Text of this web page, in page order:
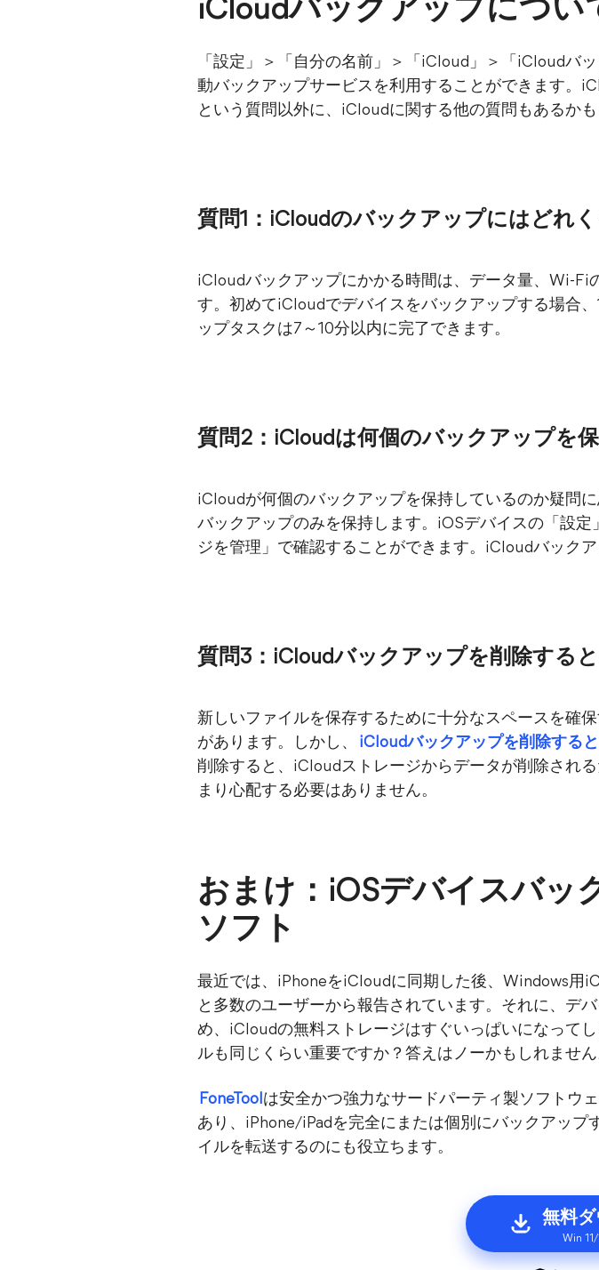
iCloudバックアップについ
「設定」＞「自分の名前」＞「iCloud」＞「iCloudバ
動バックアップサービスを利用することができます。
という質問以外に、iCloudに関する他の質問もあるかも
質問1：iCloudのバックアップにはどれ
iCloudバックアップにかかる時間は、データ量、Wi-Fi
す。初めてiCloudでデバイスをバックアップする場合
ップタスクは7～10分以内に完了できます。
質問2：iCloudは何個のバックアップを
iCloudが何個のバックアップを保持しているのか疑問
バックアップのみを保持します。iOSデバイスの「設
ジを管理」で確認することができます。iCloudバック
質問3：iCloudバックアップを削除する
新しいファイルを保存するために十分なスペースを確
があります。しかし、
iCloudバックアップを削除する
削除すると、iCloudストレージからデータが削除され
まり心配する必要はありません。
おまけ：iOSデバイスバッ
ソフト
最近では、iPhoneをiCloudに同期した後、Windows用
と多数のユーザーから報告されています。それに、デ
め、iCloudの無料ストレージはすぐいっぱいになって
ルも同じくらい重要ですか？答えはノーかもしれません
FoneToolは安全かつ強力なサードパーティ製ソフトウ
あり、iPhone/iPadを完全にまたは個別にバックアッ
イルを転送するのにも役立ちます。
無料ダ
Win